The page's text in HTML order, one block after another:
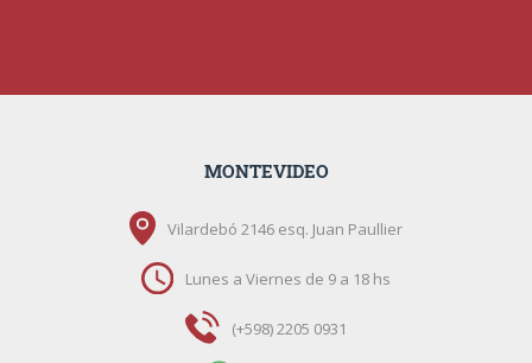
MONTEVIDEO
Vilardebó 2146 esq. Juan Paullier
Lunes a Viernes de 9 a 18 hs
(+598) 2205 0931